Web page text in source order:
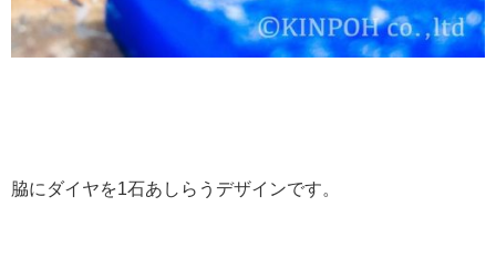
脇にダイヤを1石あしらうデザインです。